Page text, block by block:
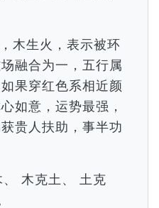
木生火，表示被环
融合为一，五行属
果穿红色系相近颜
如意，运势最强，
贵人扶助，事半功
木克土、 土克